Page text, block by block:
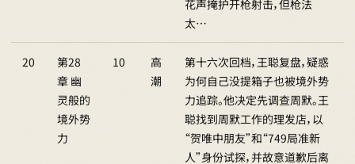
花声掩护开枪射击，但枪法
太…
20
第28
章 幽
灵般的
境外势
力
10
高
潮
第十六次回档，王聪复盘，疑惑
为何自己没提箱子也被境外势
力追踪。他决定先调查周默。王
聪找到周默工作的理发店，以
“贺唯中朋友”和“749局准新
人”身份试探，并故意道歉后离